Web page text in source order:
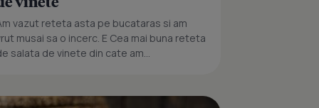
vazut reteta asta pe bucataras si am
musai sa o incerc. E Cea mai buna reteta
salata de vinete din cate am...